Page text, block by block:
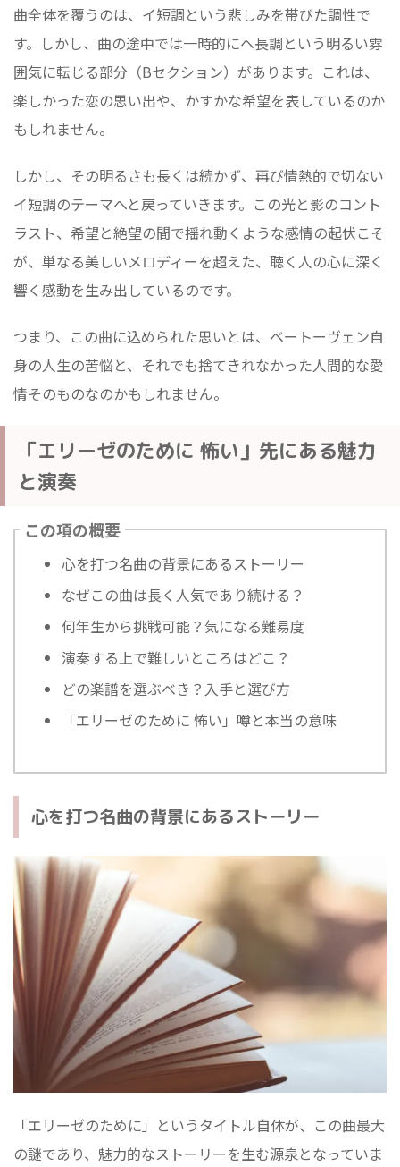
曲全体を覆うのは、イ短調という悲しみを帯びた調性で
す。しかし、曲の途中では一時的にヘ長調という明るい雰
囲気に転じる部分（Bセクション）があります。これは、
楽しかった恋の思い出や、かすかな希望を表しているのか
もしれません。
しかし、その明るさも長くは続かず、再び情熱的で切ない
イ短調のテーマへと戻っていきます。この光と影のコント
ラスト、希望と絶望の間で揺れ動くような感情の起伏こそ
が、単なる美しいメロディーを超えた、聴く人の心に深く
響く感動を生み出しているのです。
つまり、この曲に込められた思いとは、ベートーヴェン自
身の人生の苦悩と、それでも捨てきれなかった人間的な愛
情そのものなのかもしれません。
「エリーゼのために 怖い」先にある魅力
と演奏
この項の概要
心を打つ名曲の背景にあるストーリー
なぜこの曲は長く人気であり続ける？
何年生から挑戦可能？気になる難易度
演奏する上で難しいところはどこ？
どの楽譜を選ぶべき？入手と選び方
「エリーゼのために 怖い」噂と本当の意味
心を打つ名曲の背景にあるストーリー
「エリーゼのために」というタイトル自体が、この曲最大
の謎であり、魅力的なストーリーを生む源泉となっていま